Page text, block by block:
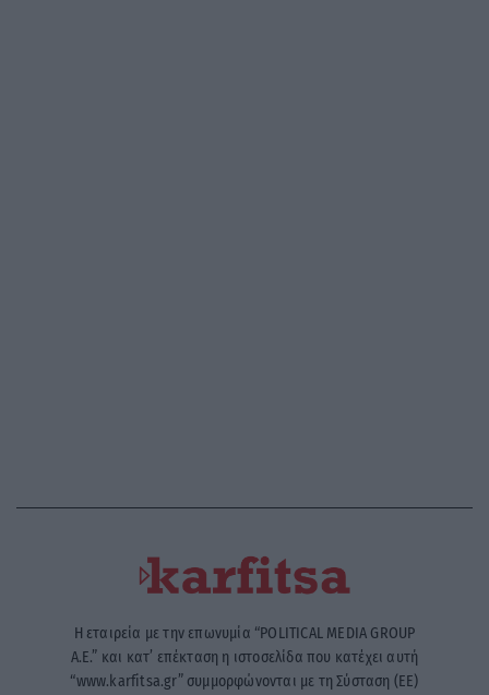
Η εταιρεία με την επωνυμία “POLITICAL MEDIA GROUP
A.E.” και κατ’ επέκταση η ιστοσελίδα που κατέχει αυτή
“www.karfitsa.gr” συμμορφώνονται με τη Σύσταση (ΕΕ)